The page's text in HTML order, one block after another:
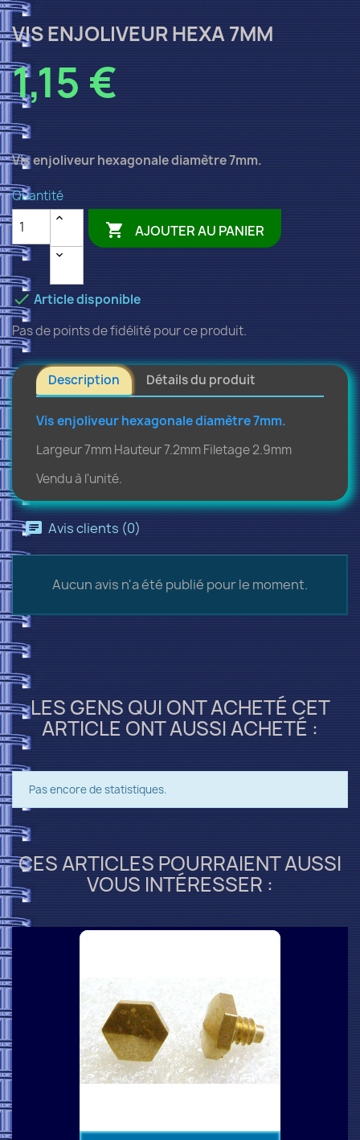
VIS ENJOLIVEUR HEXA 7MM
1,15 €
Vis enjoliveur hexagonale diamètre 7mm.
Quantité
 AJOUTER AU PANIER
Article disponible
Pas de points de fidélité pour ce produit.
Description Détails du produit
Vis enjoliveur hexagonale diamètre 7mm.
Largeur 7mm Hauteur 7.2mm Filetage 2.9mm
Vendu à l'unité.
Avis clients (0)
Aucun avis n'a été publié pour le moment.
LES GENS QUI ONT ACHETÉ CET
ARTICLE ONT AUSSI ACHETÉ :
Pas encore de statistiques.
CES ARTICLES POURRAIENT AUSSI
VOUS INTÉRESSER :